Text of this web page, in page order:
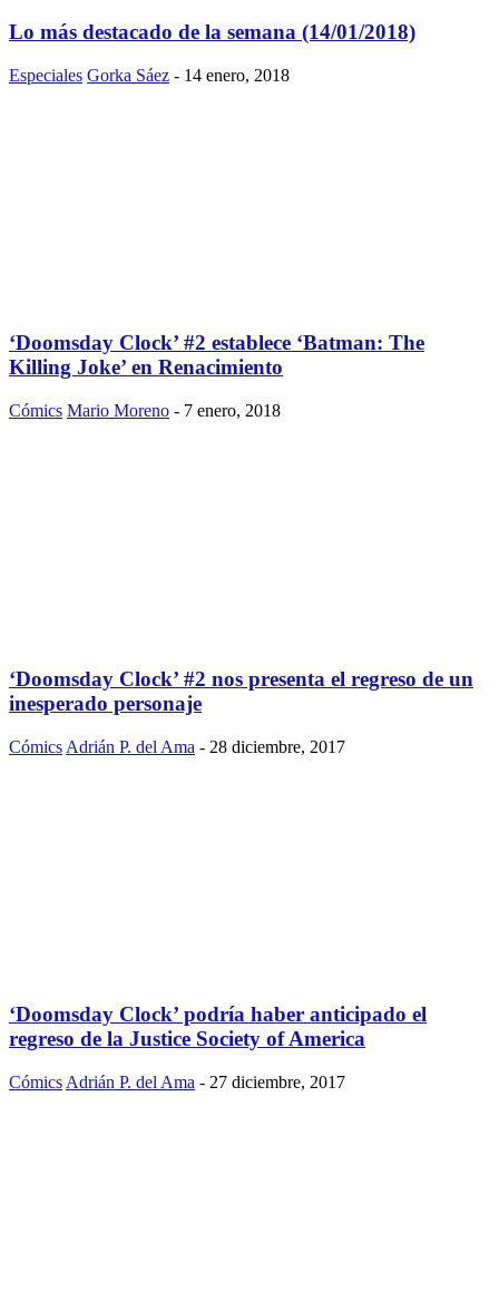
Lo más destacado de la semana (14/01/2018)
Especiales Gorka Sáez - 14 enero, 2018
‘Doomsday Clock’ #2 establece ‘Batman: The
Killing Joke’ en Renacimiento
Cómics Mario Moreno - 7 enero, 2018
‘Doomsday Clock’ #2 nos presenta el regreso de un
inesperado personaje
Cómics Adrián P. del Ama - 28 diciembre, 2017
‘Doomsday Clock’ podría haber anticipado el
regreso de la Justice Society of America
Cómics Adrián P. del Ama - 27 diciembre, 2017